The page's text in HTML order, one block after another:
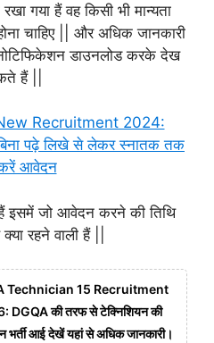
गया हैं वह किसी भी मान्यता
चाहिए || और अधिक जानकारी
डाउनलोड करके देख
हैं ||
Recruitment 2024:
पढ़े लिखे से लेकर स्नातक तक
आवेदन
इसमें जो आवेदन करने की तिथि
रहने वाली हैं ||
Technician 15 Recruitment
DGQA की तरफ से टेक्निशियन की
आई देखें यहां से अधिक जानकारी।